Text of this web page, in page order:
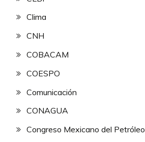
Clima
CNH
COBACAM
COESPO
Comunicación
CONAGUA
Congreso Mexicano del Petróleo